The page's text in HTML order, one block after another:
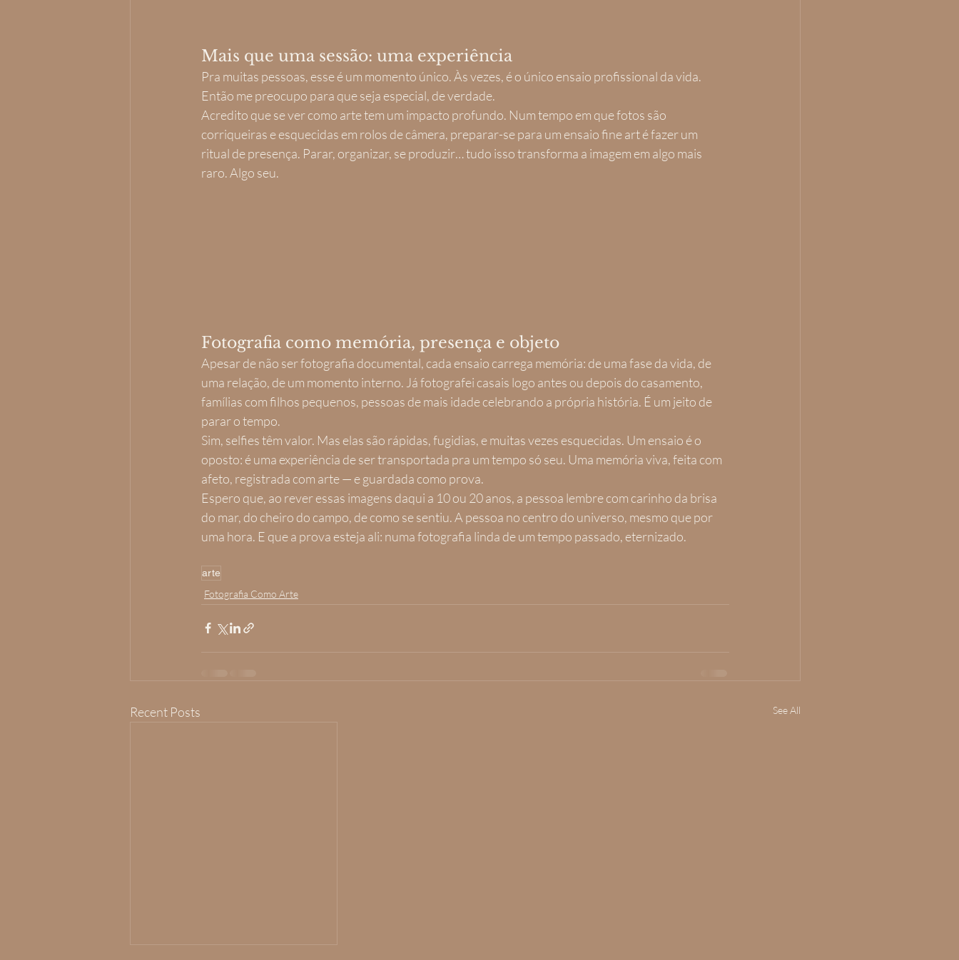
Mais que uma sessão: uma experiência
Pra muitas pessoas, esse é um momento único. Às vezes, é o único ensaio profissional da vida.
Então me preocupo para que seja especial, de verdade.
Acredito que se ver como arte tem um impacto profundo. Num tempo em que fotos são
corriqueiras e esquecidas em rolos de câmera, preparar-se para um ensaio fine art é fazer um
ritual de presença. Parar, organizar, se produzir… tudo isso transforma a imagem em algo mais
raro. Algo seu.
Fotografia como memória, presença e objeto
Apesar de não ser fotografia documental, cada ensaio carrega memória: de uma fase da vida, de
uma relação, de um momento interno. Já fotografei casais logo antes ou depois do casamento,
famílias com filhos pequenos, pessoas de mais idade celebrando a própria história. É um jeito de
parar o tempo.
Sim, selfies têm valor. Mas elas são rápidas, fugidias, e muitas vezes esquecidas. Um ensaio é o
oposto: é uma experiência de ser transportada pra um tempo só seu. Uma memória viva, feita com
afeto, registrada com arte — e guardada como prova.
Espero que, ao rever essas imagens daqui a 10 ou 20 anos, a pessoa lembre com carinho da brisa
do mar, do cheiro do campo, de como se sentiu. A pessoa no centro do universo, mesmo que por
uma hora. E que a prova esteja ali: numa fotografia linda de um tempo passado, eternizado.
arte
Fotografia Como Arte
Recent Posts See All